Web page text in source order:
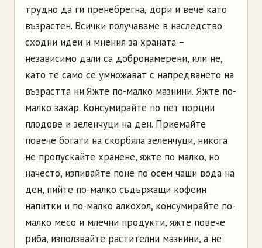
трудно да ги пренебрегна, дори и вече като
възрастен. Всички получаваме в наследство
сходни идеи и мнения за храната –
независимо дали са добронамерени, или не,
като те само се умножават с напредването на
възрастта ни.Яжте по-малко мазнини. Яжте по-
малко захар. Консумирайте по пет порции
плодове и зеленчуци на ден. Приемайте
повече богати на скорбяла зеленчуци, никога
не пропускайте хранене, яжте по малко, но
начесто, изпивайте поне по осем чаши вода на
ден, пийте по-малко съдържащи кофеин
напитки и по-малко алкохол, консумирайте по-
малко месо и млечни продукти, яжте повече
риба, използвайте растителни мазнини, а не